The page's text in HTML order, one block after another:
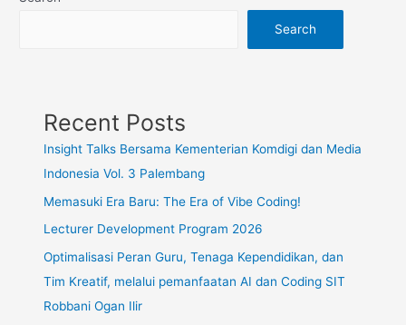
Search
Recent Posts
Insight Talks Bersama Kementerian Komdigi dan Media
Indonesia Vol. 3 Palembang
Memasuki Era Baru: The Era of Vibe Coding!
Lecturer Development Program 2026
Optimalisasi Peran Guru, Tenaga Kependidikan, dan
Tim Kreatif, melalui pemanfaatan AI dan Coding SIT
Robbani Ogan Ilir